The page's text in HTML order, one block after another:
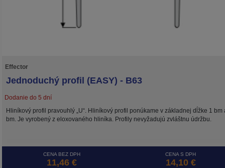
Effector
Jednoduchý profil (EASY) - B63
Dodanie do 5 dní
Hliníkový profil pravouhlý „U“. Hliníkový profil ponúkame v základnej dĺžke 1 bm
bm. Je vyrobený z eloxovaného hliníka. Profily nevyžadujú zvláštnu údržbu.
CENA BEZ DPH
11,46 €
CENA S DPH
14,10 €